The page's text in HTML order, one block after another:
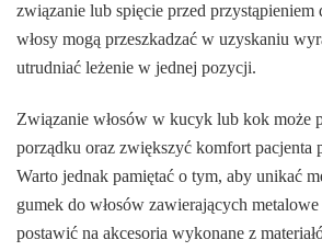
związanie lub spięcie przed przystąpieniem
włosy mogą przeszkadzać w uzyskaniu
utrudniać leżenie w jednej pozycji.
Związanie włosów w kucyk lub kok może
porządku oraz zwiększyć komfort pacjenta
Warto jednak pamiętać o tym, aby unikać
gumek do włosów zawierających
postawić na akcesoria wykonane z